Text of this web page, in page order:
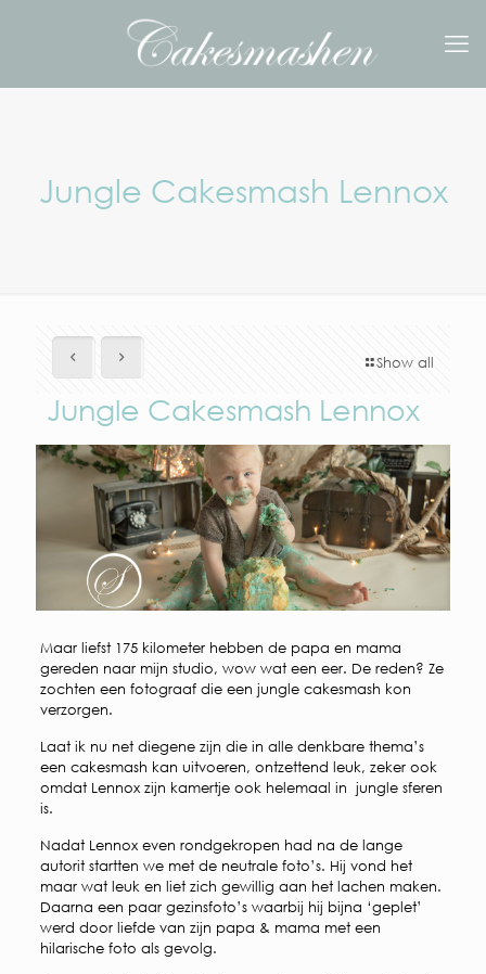
Jungle Cakesmash Lennox
Show all
Jungle Cakesmash Lennox
Maar liefst 175 kilometer hebben de papa en mama
gereden naar mijn studio, wow wat een eer. De reden? Ze
zochten een fotograaf die een jungle cakesmash kon
verzorgen.
Laat ik nu net diegene zijn die in alle denkbare thema’s
een cakesmash kan uitvoeren, ontzettend leuk, zeker ook
omdat Lennox zijn kamertje ook helemaal in jungle sferen
is.
Nadat Lennox even rondgekropen had na de lange
autorit startten we met de neutrale foto’s. Hij vond het
maar wat leuk en liet zich gewillig aan het lachen maken.
Daarna een paar gezinsfoto’s waarbij hij bijna ‘geplet’
werd door liefde van zijn papa & mama met een
hilarische foto als gevolg.